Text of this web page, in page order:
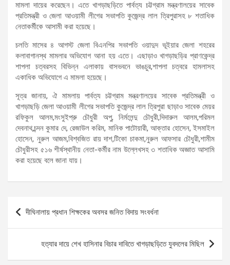
মামলা দায়ের করেছেন। এতে খাগড়াছড়িতে পার্বত্য চট্টগ্রাম মন্ত্রণালয়ের সাবেক
প্রতিমন্ত্রী ও জেলা আওয়ামী লীগের সভাপতি কুজেন্দ্র লাল ত্রিপুরাসহ ৮ শতাধিক
নেতাকর্মীকে আসামী করা হয়েছে।
চলতি মাসের ৪ আগস্ট জেলা বিএনপির সভাপতি ওয়াদুদ ভূইয়ার জেলা শহরের
কলাবাগানস্থ মামলার অভিযোগ আনা হয় এতে। এছাড়াও খাগড়াছড়ির প্রাণকেন্দ্র
শাপলা চত্বরসহ বিভিন্ন এলাকায় বাসভবনে ভাঙচুর,শাপলা চত্বরে হামলাসহ
একাধিক অভিযোগে এ মামলা হয়েছে।
সূত্র জানায়, ঐ মামলায় পার্বত্য চট্টগ্রাম মন্ত্রণালয়ের সাবেক প্রতিমন্ত্রী ও
খাগড়াছড়ি জেলা আওয়ামী লীগের সভাপতি কুজেন্দ্র লাল ত্রিপুরা ছাড়াও সাবেক মেয়র
রফিকুল আলম,মংসুইপ্রু চৌধুরী অপু, নির্মলেন্দু চৌধুরী,দিদারুল আলম,পরিমল
দেবনাথ,চন্দন কুমার দে, রেজাউল করিম, মানিক পাটোয়ারী, আক্তার হোসেন, ইসমাইল
হোসেন, নুরুল আজম,বিশ্বজিত রায় দাশ,টিকো চাকমা,নুরুল আফসার চৌধুরী,শামীম
চৌধুরীসহ ৫১৬ শীর্ষস্থানীয় নেতা-কর্মীর নাম উল্লেখসহ ৩ শতাধিক অজ্ঞাত আসামি
করা হয়েছে বলে জানা যায়।
Post
navigation
দীঘিনালায় প্রধান শিক্ষকের অবসর জনিত বিদায় সংবর্ধনা
হত্যার দায়ে শেখ হাসিনার বিচার দাবিতে খাগড়াছড়িতে যুবদলের মিছিল